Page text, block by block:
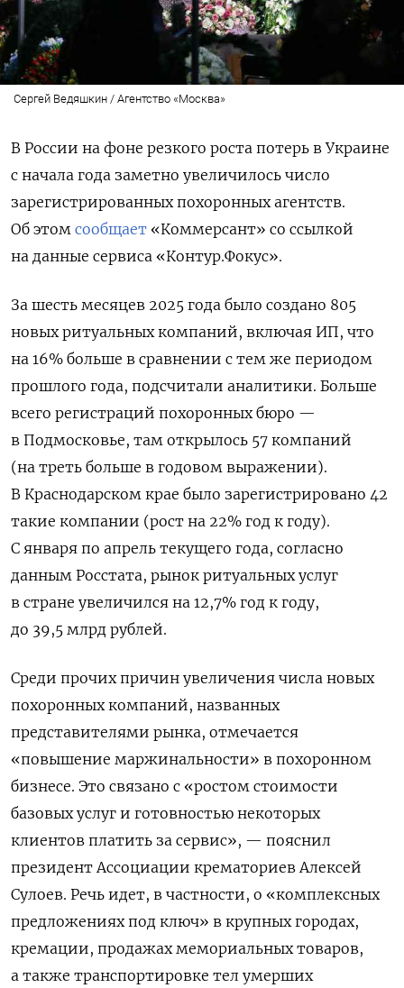
Сергей Ведяшкин / Агентство «Москва»
В России на фоне резкого роста потерь в Украине
с начала года заметно увеличилось число
зарегистрированных похоронных агентств.
Об этом сообщает «Коммерсант» со ссылкой
на данные сервиса «Контур.Фокус».
За шесть месяцев 2025 года было создано 805
новых ритуальных компаний, включая ИП, что
на 16% больше в сравнении с тем же периодом
прошлого года, подсчитали аналитики. Больше
всего регистраций похоронных бюро —
в Подмосковье, там открылось 57 компаний
(на треть больше в годовом выражении).
В Краснодарском крае было зарегистрировано 42
такие компании (рост на 22% год к году).
С января по апрель текущего года, согласно
данным Росстата, рынок ритуальных услуг
в стране увеличился на 12,7% год к году,
до 39,5 млрд рублей.
Среди прочих причин увеличения числа новых
похоронных компаний, названных
представителями рынка, отмечается
«повышение маржинальности» в похоронном
бизнесе. Это связано с «ростом стоимости
базовых услуг и готовностью некоторых
клиентов платить за сервис», — пояснил
президент Ассоциации крематориев Алексей
Сулоев. Речь идет, в частности, о «комплексных
предложениях под ключ» в крупных городах,
кремации, продажах мемориальных товаров,
а также транспортировке тел умерших